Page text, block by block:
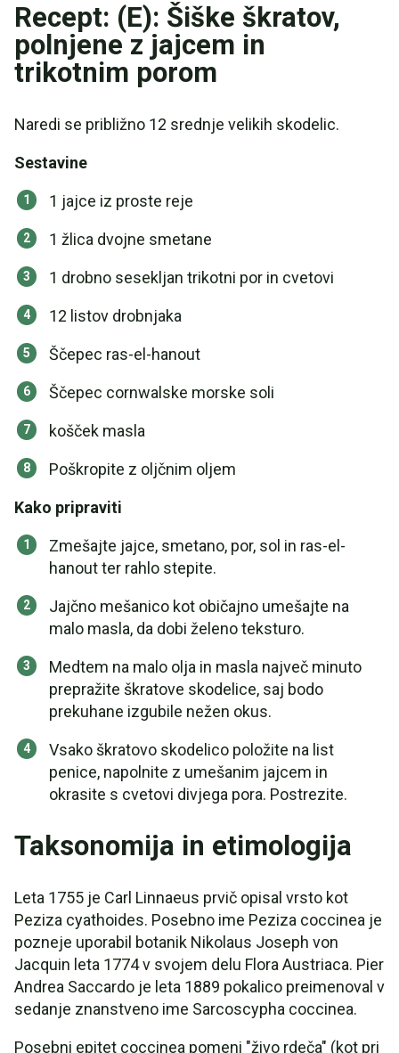
Recept: (E): Šiške škratov,
polnjene z jajcem in
trikotnim porom
Naredi se približno 12 srednje velikih skodelic.
Sestavine
1 jajce iz proste reje
1 žlica dvojne smetane
1 drobno sesekljan trikotni por in cvetovi
12 listov drobnjaka
Ščepec ras-el-hanout
Ščepec cornwalske morske soli
košček masla
Poškropite z oljčnim oljem
Kako pripraviti
Zmešajte jajce, smetano, por, sol in ras-el-
hanout ter rahlo stepite.
Jajčno mešanico kot običajno umešajte na
malo masla, da dobi želeno teksturo.
Medtem na malo olja in masla največ minuto
prepražite škratove skodelice, saj bodo
prekuhane izgubile nežen okus.
Vsako škratovo skodelico položite na list
penice, napolnite z umešanim jajcem in
okrasite s cvetovi divjega pora. Postrezite.
Taksonomija in etimologija
Leta 1755 je Carl Linnaeus prvič opisal vrsto kot
Peziza cyathoides. Posebno ime Peziza coccinea je
pozneje uporabil botanik Nikolaus Joseph von
Jacquin leta 1774 v svojem delu Flora Austriaca. Pier
Andrea Saccardo je leta 1889 pokalico preimenoval v
sedanje znanstveno ime Sarcoscypha coccinea.
Posebni epitet coccinea pomeni "živo rdeča" (kot pri